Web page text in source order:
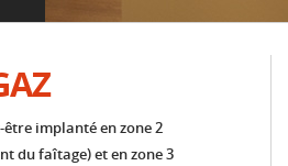
implanté en zone 2
du faîtage) et en zone 3